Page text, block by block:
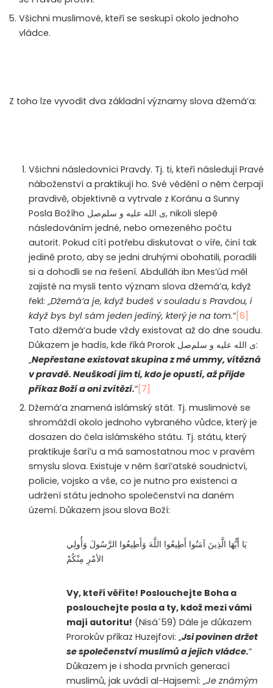
Všichni muslimové, kteří se seskupí okolo jednoho
vládce.
Z toho lze vyvodit dva základní významy slova džemá’a:
Všichni následovníci Pravdy. Tj. ti, kteří následují Pravé
náboženství a praktikují ho. Své vědění o něm čerpají
pravdivě, objektivně a vytrvale z Koránu a Sunny
Posla Božího صلى الله عليه و سلم, nikoli slepě
následováním jedné, nebo omezeného počtu
autorit. Pokud cítí potřebu diskutovat o víře, činí tak
jedině proto, aby se jedni druhými obohatili, poradili
si a dohodli se na řešení. Abdulláh ibn Mes’úd měl
zajisté na mysli tento význam slova džemá’a, když
řekl: „Džemá’a je, když budeš v souladu s Pravdou, i
když bys byl sám jeden jediný, který je na tom.“ [6]
Tato džemá’a bude vždy existovat až do dne soudu.
Důkazem je hadís, kde říká Prorok صلى الله عليه و سلم:
„Nepřestane existovat skupina z mé ummy, vítězná
v pravdě. Neuškodí jim ti, kdo je opustí, až přijde
příkaz Boží a oni zvítězí.“ [7]
Džemá’a znamená islámský stát. Tj. muslimové se
shromáždí okolo jednoho vybraného vůdce, který je
dosazen do čela islámského státu. Tj. státu, který
praktikuje šarí’u a má samostatnou moc v pravém
smyslu slova. Existuje v něm šarí’atské soudnictví,
policie, vojsko a vše, co je nutno pro existenci a
udržení státu jednoho společenství na daném
území. Důkazem jsou slova Boží:
يَا أَيُّهَا الَّذِينَ آمَنُوا أَطِيعُوا اللَّهَ وَأَطِيعُوا الرَّسُولَ وَأُولِي
الأمْرِ مِنْكُمْ
Vy, kteří věříte! Poslouchejte Boha a
poslouchejte posla a ty, kdož mezi vámi
mají autoritu! (Nisá´59) Dále je důkazem
Prorokův příkaz Huzejfovi: „Jsi povinen držet
se společenství muslimů a jejich vládce.“
Důkazem je i shoda prvních generací
muslimů, jak uvádí al-Hajsemí: „Je známým